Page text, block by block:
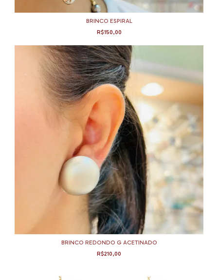
BRINCO ESPIRAL
R$150,00
BRINCO REDONDO G ACETINADO
R$210,00